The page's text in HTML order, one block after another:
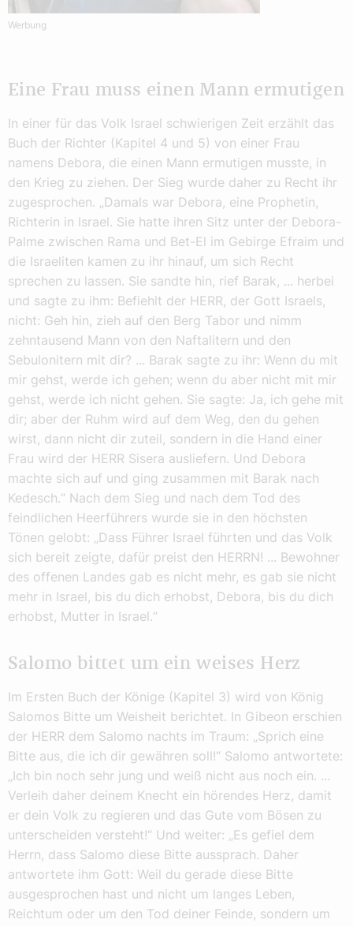
Werbung
Eine Frau muss einen Mann ermutigen
In einer für das Volk Israel schwierigen Zeit erzählt das
Buch der Richter (Kapitel 4 und 5) von einer Frau
namens Debora, die einen Mann ermutigen musste, in
den Krieg zu ziehen. Der Sieg wurde daher zu Recht ihr
zugesprochen. „Damals war Debora, eine Prophetin,
Richterin in Israel. Sie hatte ihren Sitz unter der Debora-
Palme zwischen Rama und Bet-El im Gebirge Efraim und
die Israeliten kamen zu ihr hinauf, um sich Recht
sprechen zu lassen. Sie sandte hin, rief Barak, ... herbei
und sagte zu ihm: Befiehlt der HERR, der Gott Israels,
nicht: Geh hin, zieh auf den Berg Tabor und nimm
zehntausend Mann von den Naftalitern und den
Sebulonitern mit dir? ... Barak sagte zu ihr: Wenn du mit
mir gehst, werde ich gehen; wenn du aber nicht mit mir
gehst, werde ich nicht gehen. Sie sagte: Ja, ich gehe mit
dir; aber der Ruhm wird auf dem Weg, den du gehen
wirst, dann nicht dir zuteil, sondern in die Hand einer
Frau wird der HERR Sisera ausliefern. Und Debora
machte sich auf und ging zusammen mit Barak nach
Kedesch.“ Nach dem Sieg und nach dem Tod des
feindlichen Heerführers wurde sie in den höchsten
Tönen gelobt: „Dass Führer Israel führten und das Volk
sich bereit zeigte, dafür preist den HERRN! ... Bewohner
des offenen Landes gab es nicht mehr, es gab sie nicht
mehr in Israel, bis du dich erhobst, Debora, bis du dich
erhobst, Mutter in Israel.“
Salomo bittet um ein weises Herz
Im Ersten Buch der Könige (Kapitel 3) wird von König
Salomos Bitte um Weisheit berichtet. In Gibeon erschien
der HERR dem Salomo nachts im Traum: „Sprich eine
Bitte aus, die ich dir gewähren soll!“ Salomo antwortete:
„Ich bin noch sehr jung und weiß nicht aus noch ein. ...
Verleih daher deinem Knecht ein hörendes Herz, damit
er dein Volk zu regieren und das Gute vom Bösen zu
unterscheiden versteht!“ Und weiter: „Es gefiel dem
Herrn, dass Salomo diese Bitte aussprach. Daher
antwortete ihm Gott: Weil du gerade diese Bitte
ausgesprochen hast und nicht um langes Leben,
Reichtum oder um den Tod deiner Feinde, sondern um